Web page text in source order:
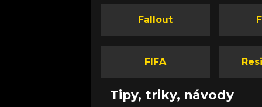
Fallout
FIFA
Tipy, triky, návody